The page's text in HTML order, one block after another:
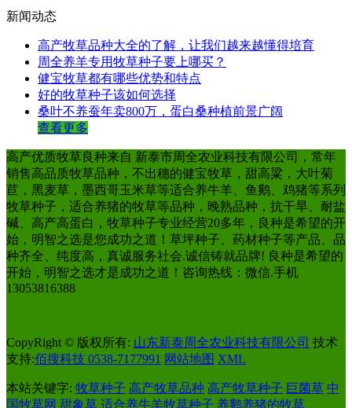
新闻动态
高产牧草品种大全的了解，让我们越来越懂得培育
周全养羊专用牧草种子要上哪买？
健宝牧草都有哪些优势和特点
好的牧草种子该如何选择
桑叶不养蚕年卖800万，蛋白桑种植前景广阔
查看更多
高产优质牧草良种来自 新泰市周全农业科技有限公司，常年
销售高品质牧草品种，不出穗的健宝牧草，甜高粱，大叶菊
苣，黑麦草，墨西哥玉米草等适合养牛羊、鱼鹅、鸡猪等系列
牧草种子，适合养猪的牧草等品种，晚熟品种，抗干旱、耐盐
碱、高产高蛋白，牧草种子专业经营20多年，良种是希望的开
始，明智之选是您成功之道！草坪种子、药材种子等产品、品
种齐全、纯度高，真诚服务社会.诚信铸就品牌! 良种是希望的
开始，明智之选才是成功之道！咨询热线：微信.手机
13053816388
CopyRight © 版权所有: 山东新泰周全农业科技有限公司 技术
支持:佰搜科技 0538-7177991 网站地图 XML
本站关键字: 牧草种子 高产牧草品种 高产牧草种子 巨菌草 中
国牧草网 甜象草 适合养牛羊牧草种子 养鹅养猪的牧草